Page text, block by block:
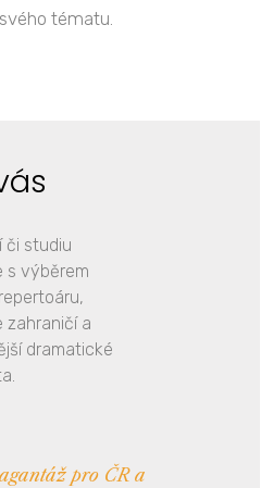
tématu.
či studiu
s výběrem
zahraničí a
dramatické
pro ČR a